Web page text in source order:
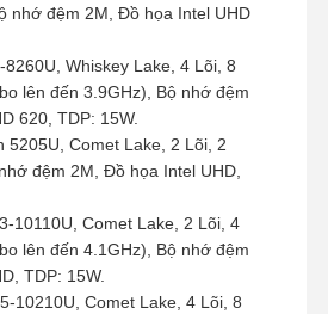
có sẵn
4305U, Whiskey Lake, 2 Lõi, 2
đệm 2M, Đồ họa Intel UHD